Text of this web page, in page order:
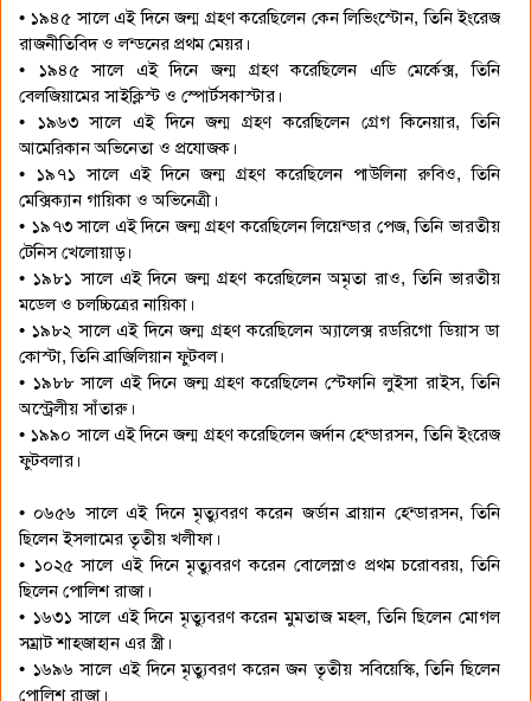
• ১৯৪৫ সালে এই দিনে জন্ম গ্রহণ করেছিলেন কেন লিভিংস্টোন, তিনি ইংরেজ
রাজনীতিবিদ ও লন্ডনের প্রথম মেয়র।
• ১৯৪৫ সালে এই দিনে জন্ম গ্রহণ করেছিলেন এডি মের্কেক্স, তিনি
বেলজিয়ামের সাইক্লিস্ট ও স্পোর্টসকাস্টার।
• ১৯৬৩ সালে এই দিনে জন্ম গ্রহণ করেছিলেন গ্রেগ কিনেয়ার, তিনি
আমেরিকান অভিনেতা ও প্রযোজক।
• ১৯৭১ সালে এই দিনে জন্ম গ্রহণ করেছিলেন পাউলিনা রুবিও, তিনি
মেক্সিক্যান গায়িকা ও অভিনেত্রী।
• ১৯৭৩ সালে এই দিনে জন্ম গ্রহণ করেছিলেন লিয়েন্ডার পেজ, তিনি ভারতীয়
টেনিস খেলোয়াড়।
• ১৯৮১ সালে এই দিনে জন্ম গ্রহণ করেছিলেন অমৃতা রাও, তিনি ভারতীয়
মডেল ও চলচ্চিত্রের নায়িকা।
• ১৯৮২ সালে এই দিনে জন্ম গ্রহণ করেছিলেন অ্যালেক্স রডরিগো ডিয়াস ডা
কোস্টা, তিনি ব্রাজিলিয়ান ফুটবল।
• ১৯৮৮ সালে এই দিনে জন্ম গ্রহণ করেছিলেন স্টেফানি লুইসা রাইস, তিনি
অস্ট্রেলীয় সাঁতারু।
• ১৯৯০ সালে এই দিনে জন্ম গ্রহণ করেছিলেন জর্দান হেন্ডারসন, তিনি ইংরেজ
ফুটবলার।
• ০৬৫৬ সালে এই দিনে মৃত্যুবরণ করেন জর্ডান ব্রায়ান হেন্ডারসন, তিনি
ছিলেন ইসলামের তৃতীয় খলীফা।
• ১০২৫ সালে এই দিনে মৃত্যুবরণ করেন বোলেস্লাও প্রথম চরোবরয়, তিনি
ছিলেন পোলিশ রাজা।
• ১৬৩১ সালে এই দিনে মৃত্যুবরণ করেন মুমতাজ মহল, তিনি ছিলেন মোগল
সম্রাট শাহজাহান এর স্ত্রী।
• ১৬৯৬ সালে এই দিনে মৃত্যুবরণ করেন জন তৃতীয় সবিয়েস্কি, তিনি ছিলেন
পোলিশ রাজা।